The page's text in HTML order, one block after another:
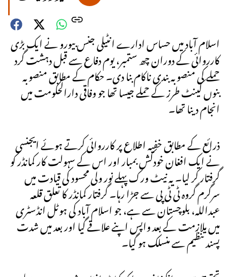
اسلام آباد میں حساس ادارے انٹیلی جنس بیورو نے ایک بڑی
کارروائی کے دوران چھ ستمبر، یوم دفاع سے قبل دہشت گرد
حملے کی منصوبہ بندی ناکام بنا دی۔ حکام کے مطابق منصوبہ
بنوں کینٹ طرز کے حملے جیسا تھا جو وفاقی دارالحکومت میں
انجام دینا تھا۔
ذرائع کے مطابق خفیہ اطلاع پر کارروائی کرتے ہوئے ایجنسی
نے ایک افغان خودکش بمبار اور اس کے سہولت کار کمانڈر کو
گرفتار کر لیا۔ یہ نیٹ ورک پہلے نور ولی محسود کی قیادت میں
سرگرم گروہ ٹی ٹی پی سے جڑا رہا۔ گرفتار کمانڈر کا تعلق قلعہ
عبداللہ، بلوچستان سے ہے، جو اسلام آباد کی ہوٹل انڈسٹری
میں ملازمت کے بعد واپس اپنے علاقے گیا اور بعد میں شدت
پسند تنظیم سے منسلک ہو گیا۔